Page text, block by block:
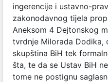
ingerencije i ustavno-
zakonodavnog tijela
Aneksom 4 Dejtonskog
tvrdnje Milorada Dodika,
skupština BiH tek
šta, te da se Ustav BiH
tome ne postignu